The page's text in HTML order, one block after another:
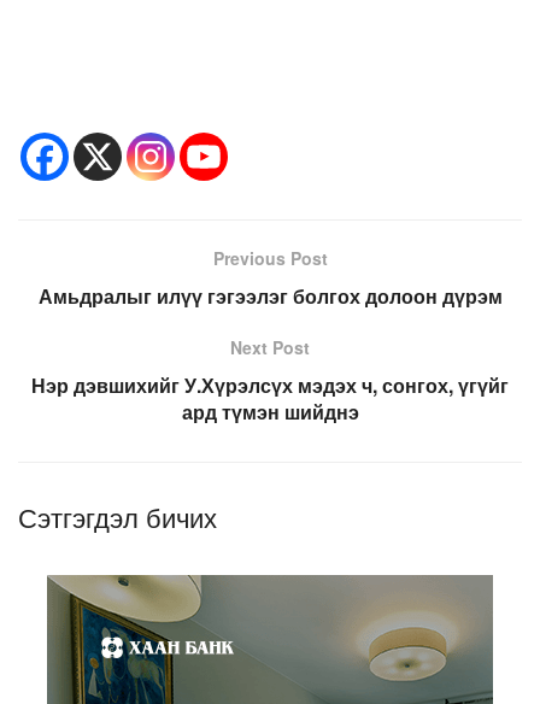
Previous Post
Амьдралыг илүү гэгээлэг болгох долоон дүрэм
Next Post
Нэр дэвшихийг У.Хүрэлсүх мэдэх ч, сонгох, үгүйг
ард түмэн шийднэ
Сэтгэгдэл бичих